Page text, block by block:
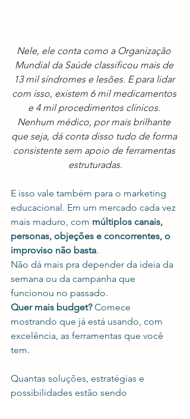
Nele, ele conta como a Organização
Mundial da Saúde classificou mais de
13 mil síndromes e lesões. E para lidar
com isso, existem 6 mil medicamentos
e 4 mil procedimentos clínicos.
Nenhum médico, por mais brilhante
que seja, dá conta disso tudo de forma
consistente sem apoio de ferramentas
estruturadas.
E isso vale também para o marketing
educacional. Em um mercado cada vez
mais maduro, com múltiplos canais,
personas, objeções e concorrentes, o
improviso não basta.
Não dá mais pra depender da ideia da
semana ou da campanha que
funcionou no passado.
Quer mais budget? Comece
mostrando que já está usando, com
excelência, as ferramentas que você
tem.
Quantas soluções, estratégias e
possibilidades estão sendo